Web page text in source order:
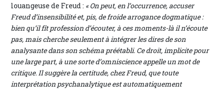
louangeuse de Freud : « On peut, en l’occurrence, accuser
Freud d’insensibilité et, pis, de froide arrogance dogmatique :
bien qu’il fît profession d’écouter, à ces moments-là il n’écoute
pas, mais cherche seulement à intégrer les dires de son
analysante dans son schéma préétabli. Ce droit, implicite pour
une large part, à une sorte d’omniscience appelle un mot de
critique. Il suggère la certitude, chez Freud, que toute
interprétation psychanalytique est automatiquement